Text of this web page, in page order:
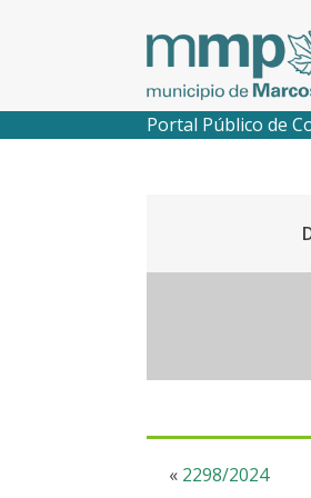
Portal Público de
« 2298/2024